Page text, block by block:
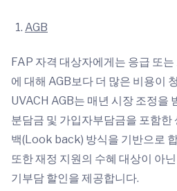
AGB
FAP 자격 대상자에게는 응급 또
에 대해 AGB보다 더 많은 비용이
UVACH AGB는 매년 시장 조정을
분담금 및 가입자부담금을 포함한
백(Look back) 방식을 기반으로
또한 재정 지원의 수혜 대상이 아
기부담 할인을 제공합니다.